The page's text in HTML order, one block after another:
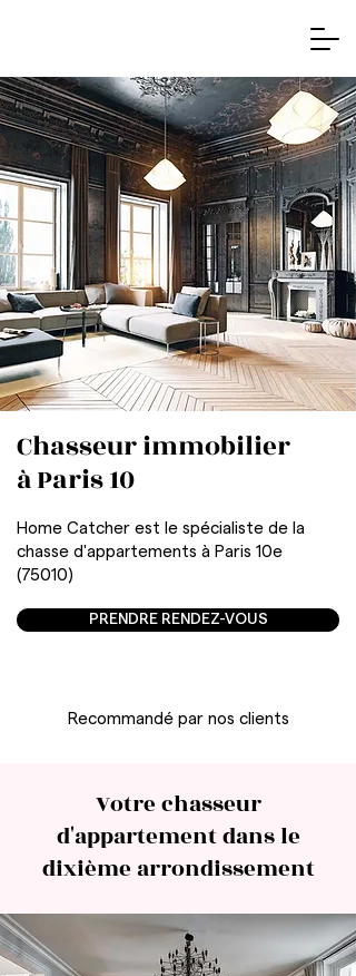
Chasseur immobilier
à Paris 10
Home Catcher est le spécialiste de la
chasse d'appartements à Paris 10e
(75010)
PRENDRE RENDEZ-VOUS
Recommandé par nos clients
Votre chasseur
d'appartement dans le
dixième arrondissement